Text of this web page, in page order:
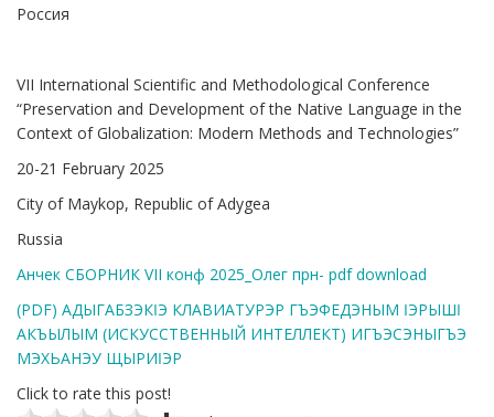
Россия
VII International Scientific and Methodological Conference
“Preservation and Development of the Native Language in the
Context of Globalization: Modern Methods and Technologies”
20-21 February 2025
City of Maykop, Republic of Adygea
Russia
Анчек СБОРНИК VII конф 2025_Олег прн- pdf download
(PDF) АДЫГАБЗЭКӀЭ КЛАВИАТУРЭР ГЪЭФЕДЭНЫМ ӀЭРЫШӀ
АКЪЫЛЫМ (ИСКУССТВЕННЫЙ ИНТЕЛЛЕКТ) ИГЪЭСЭНЫГЪЭ
МЭХЬАНЭУ ЩЫРИӀЭР
Click to rate this post!